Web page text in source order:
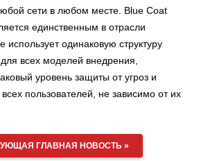
сети в любом месте. Blue Coat
единственным в отрасли
использует одинаковую структуру
всех моделей внедрения,
уровень защиты от угроз и
пользователей, не зависимо от их
ГЛАВНАЯ НОВОСТЬ »